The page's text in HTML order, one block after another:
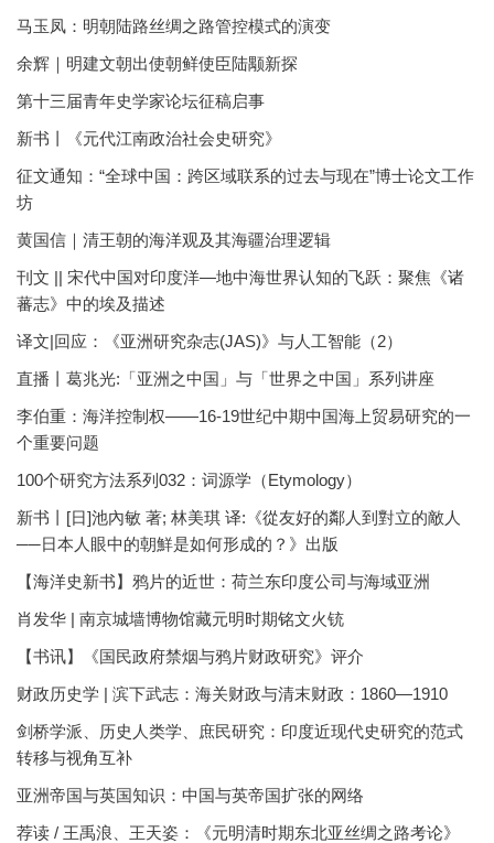
马玉凤：明朝陆路丝绸之路管控模式的演变
余辉｜明建文朝出使朝鲜使臣陆颙新探
第十三届青年史学家论坛征稿启事
新书丨《元代江南政治社会史研究》
征文通知：“全球中国：跨区域联系的过去与现在”博士论文工作
坊
黄国信｜清王朝的海洋观及其海疆治理逻辑
刊文 || 宋代中国对印度洋—地中海世界认知的飞跃：聚焦《诸
蕃志》中的埃及描述
译文|回应：《亚洲研究杂志(JAS)》与人工智能（2）
直播丨葛兆光:「亚洲之中国」与「世界之中国」系列讲座
李伯重：海洋控制权——16-19世纪中期中国海上贸易研究的一
个重要问题
100个研究方法系列032：词源学（Etymology）
新书丨[日]池內敏 著; 林美琪 译:《從友好的鄰人到對立的敵人
──日本人眼中的朝鮮是如何形成的？》出版
【海洋史新书】鸦片的近世：荷兰东印度公司与海域亚洲
肖发华 | 南京城墙博物馆藏元明时期铭文火铳
【书讯】《国民政府禁烟与鸦片财政研究》评介
财政历史学 | 滨下武志：海关财政与清末财政：1860—1910
剑桥学派、历史人类学、庶民研究：印度近现代史研究的范式
转移与视角互补
亚洲帝国与英国知识：中国与英帝国扩张的网络
荐读 / 王禹浪、王天姿：《元明清时期东北亚丝绸之路考论》